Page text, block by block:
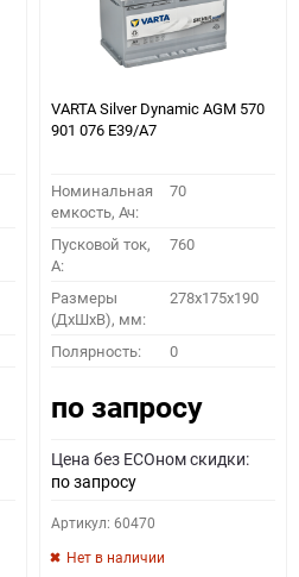
VARTA Silver Dynamic AGM 570
901 076 E39/A7
Номинальная
емкость, Ач:
70
Пусковой ток,
A:
760
Размеры
(ДхШхВ), мм:
278x175x190
Полярность: 0
по запросу
Цена без ECOном скидки:
по запросу
Артикул: 60470
Нет в наличии